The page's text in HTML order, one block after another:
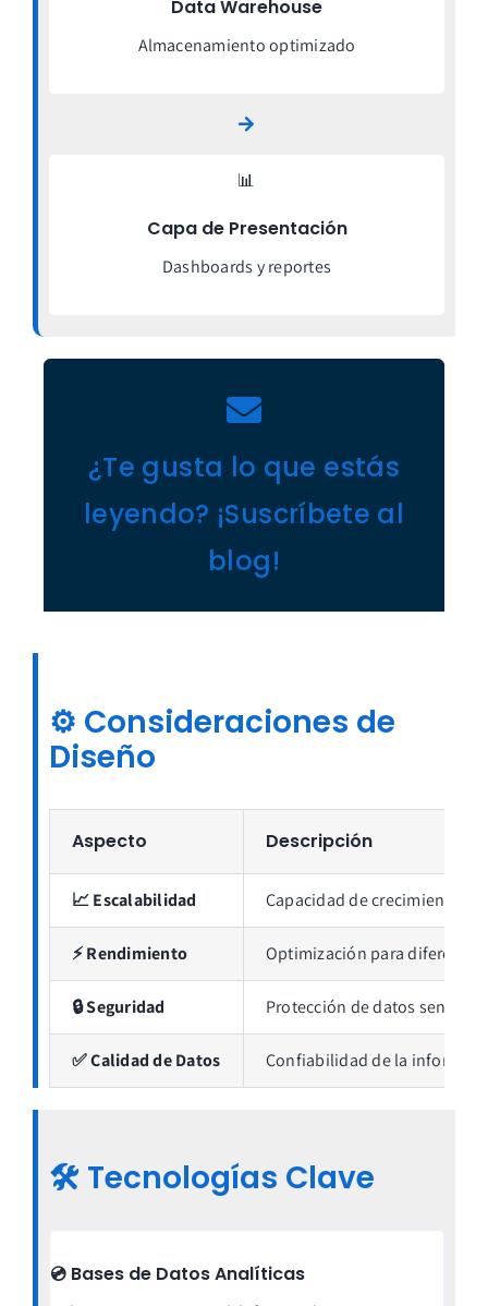
Data Warehouse
Almacenamiento optimizado
📊
Capa de Presentación
Dashboards y reportes
¿Te gusta lo que estás
leyendo? ¡Suscríbete al
blog!
⚙️ Consideraciones de
Diseño
Aspecto Descripción
📈 Escalabilidad Capacidad de crecimiento
⚡ Rendimiento Optimización para diferentes
🔒 Seguridad Protección de datos
✅ Calidad de Datos Confiabilidad de la
🛠️Tecnologías Clave
💿 Bases de Datos Analíticas